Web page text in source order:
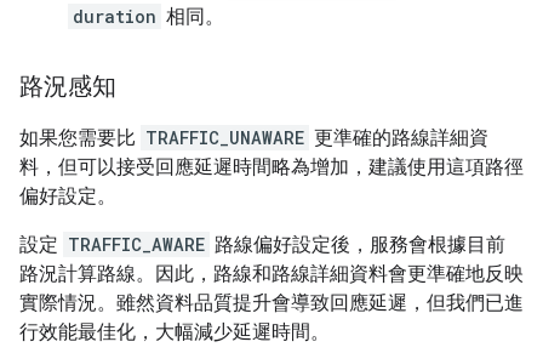
duration 相同。
路況感知
如果您需要比 TRAFFIC_UNAWARE 更準確的路線詳細資
料，但可以接受回應延遲時間略為增加，建議使用這項路徑
偏好設定。
設定 TRAFFIC_AWARE 路線偏好設定後，服務會根據目前
路況計算路線。因此，路線和路線詳細資料會更準確地反映
實際情況。雖然資料品質提升會導致回應延遲，但我們已進
行效能最佳化，大幅減少延遲時間。